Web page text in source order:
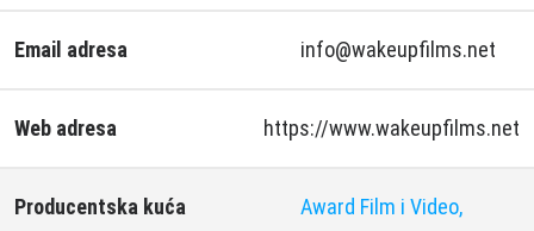
Email adresa info@wakeupfilms.net
Web adresa https://www.wakeupfilms.net
Producentska kuća
Award Film i Video,